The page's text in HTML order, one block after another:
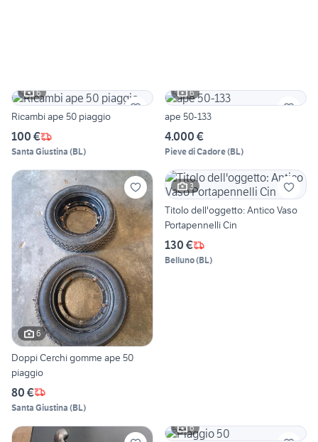
6
Ricambi ape 50 piaggio
100 €
Santa Giustina (BL)
6
ape 50-133
4.000 €
Pieve di Cadore(BL)
6
Doppi Cerchi gomme ape 50
piaggio
80 €
Santa Giustina (BL)
3
Titolo dell'oggetto: Antico Vaso
Portapennelli Cin
130 €
Belluno(BL)
6